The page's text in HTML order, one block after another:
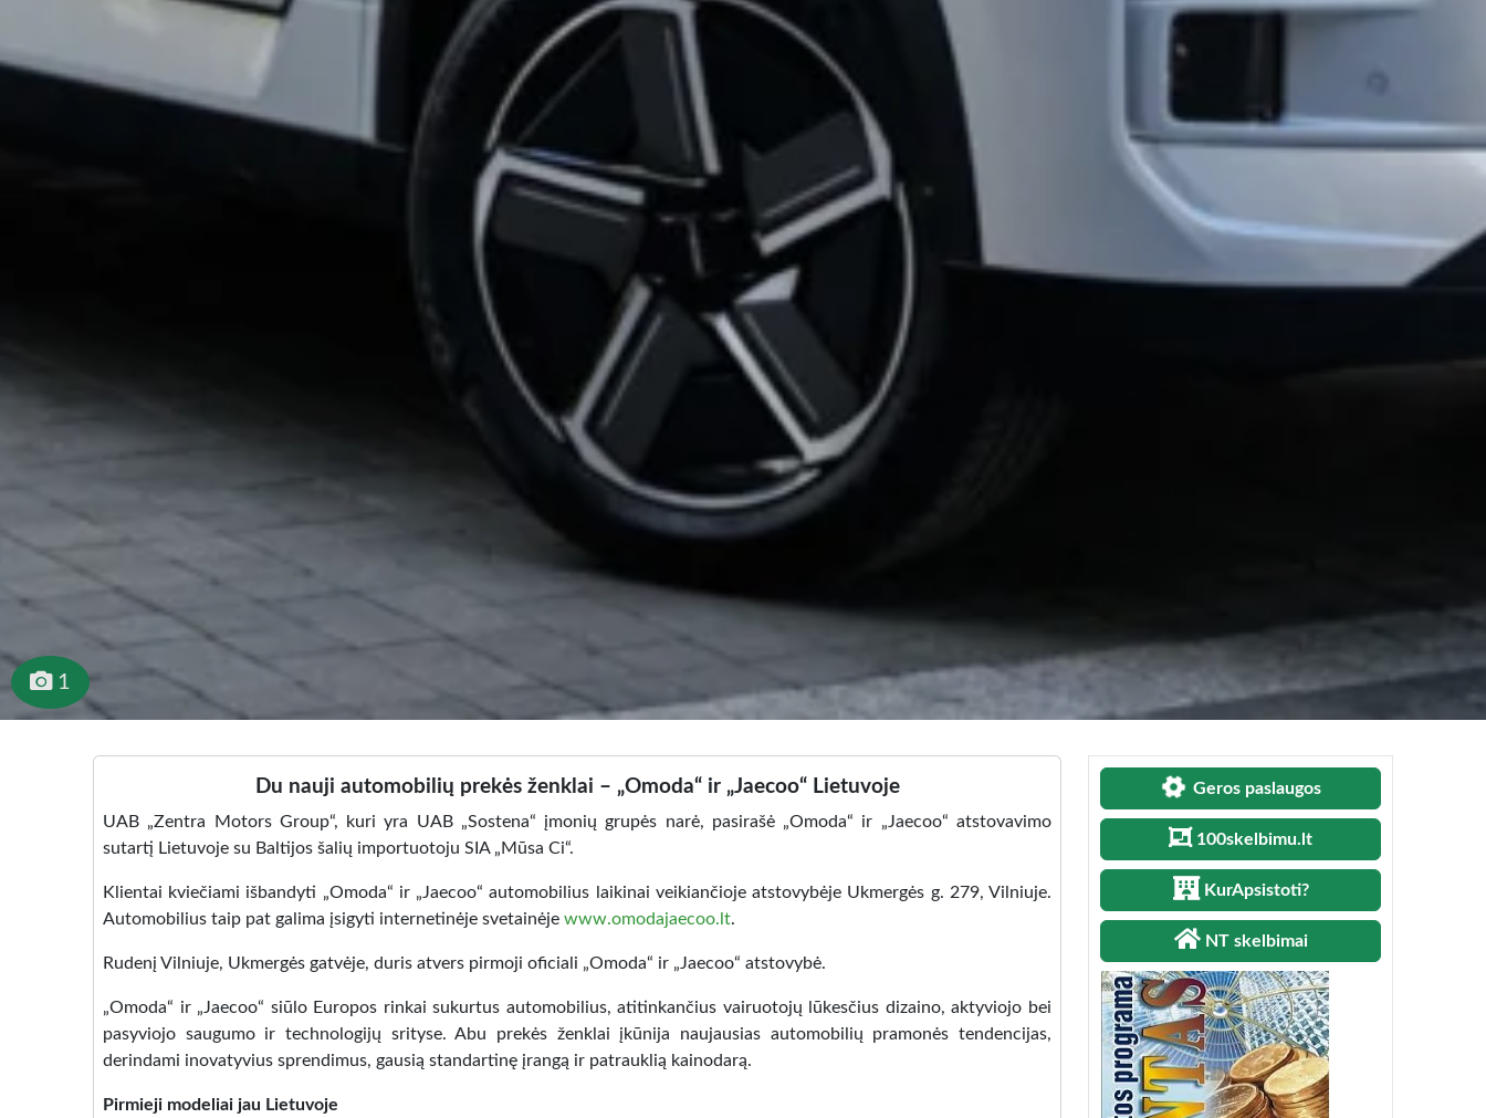
1
Du nauji automobilių prekės ženklai – „Omoda“ ir „Jaecoo“ Lietuvoje
UAB „Zentra Motors Group“, kuri yra UAB „Sostena“ įmonių grupės narė, pasirašė „Omoda“ ir „Jaecoo“ atstovavimo
sutartį Lietuvoje su Baltijos šalių importuotoju SIA „Mūsa Ci“.
Klientai kviečiami išbandyti „Omoda“ ir „Jaecoo“ automobilius laikinai veikiančioje atstovybėje Ukmergės g. 279, Vilniuje.
Automobilius taip pat galima įsigyti internetinėje svetainėje www.omodajaecoo.lt.
Rudenį Vilniuje, Ukmergės gatvėje, duris atvers pirmoji oficiali „Omoda“ ir „Jaecoo“ atstovybė.
„Omoda“ ir „Jaecoo“ siūlo Europos rinkai sukurtus automobilius, atitinkančius vairuotojų lūkesčius dizaino, aktyviojo bei
pasyviojo saugumo ir technologijų srityse. Abu prekės ženklai įkūnija naujausias automobilių pramonės tendencijas,
derindami inovatyvius sprendimus, gausią standartinę įrangą ir patrauklią kainodarą.
Pirmieji modeliai jau Lietuvoje
Geros paslaugos
100skelbimu.lt
KurApsistoti?
NT skelbimai